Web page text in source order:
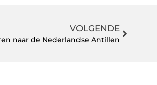
VOLGENDE
naar de Nederlandse Antillen